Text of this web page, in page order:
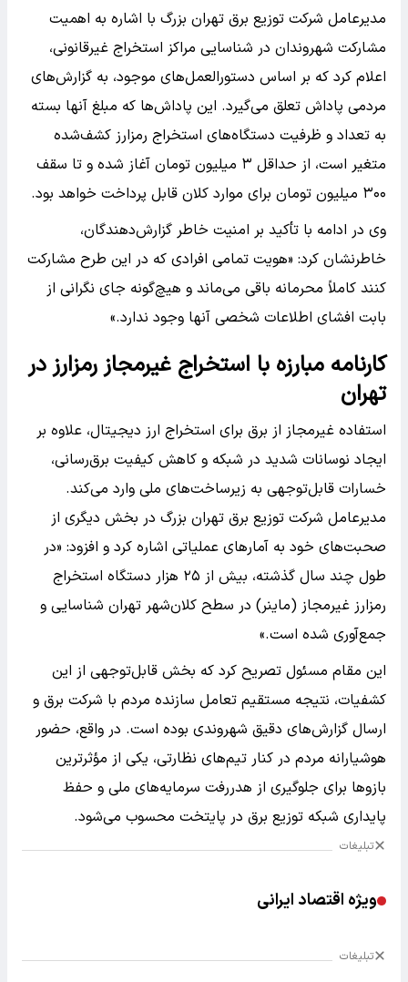
مدیرعامل شرکت توزیع برق تهران بزرگ با اشاره به اهمیت
مشارکت شهروندان در شناسایی مراکز استخراج غیرقانونی،
اعلام کرد که بر اساس دستورالعمل‌های موجود، به گزارش‌های
مردمی پاداش تعلق می‌گیرد. این پاداش‌ها که مبلغ آنها بسته
به تعداد و ظرفیت دستگاه‌های استخراج رمزارز کشف‌شده
متغیر است، از حداقل ۳ میلیون تومان آغاز شده و تا سقف
۳۰۰ میلیون تومان برای موارد کلان قابل پرداخت خواهد بود.
وی در ادامه با تأکید بر امنیت خاطر گزارش‌دهندگان،
خاطرنشان کرد: «هویت تمامی افرادی که در این طرح مشارکت
کنند کاملاً محرمانه باقی می‌ماند و هیچ‌گونه جای نگرانی از
بابت افشای اطلاعات شخصی آنها وجود ندارد.»
کارنامه مبارزه با استخراج غیرمجاز رمزارز در
تهران
استفاده غیرمجاز از برق برای استخراج ارز دیجیتال، علاوه بر
ایجاد نوسانات شدید در شبکه و کاهش کیفیت برق‌رسانی،
خسارات قابل‌توجهی به زیرساخت‌های ملی وارد می‌کند.
مدیرعامل شرکت توزیع برق تهران بزرگ در بخش دیگری از
صحبت‌های خود به آمار‌های عملیاتی اشاره کرد و افزود: «در
طول چند سال گذشته، بیش از ۲۵ هزار دستگاه استخراج
رمزارز غیرمجاز (ماینر) در سطح کلان‌شهر تهران شناسایی و
جمع‌آوری شده است.»
این مقام مسئول تصریح کرد که بخش قابل‌توجهی از این
کشفیات، نتیجه مستقیم تعامل سازنده مردم با شرکت برق و
ارسال گزارش‌های دقیق شهروندی بوده است. در واقع، حضور
هوشیارانه مردم در کنار تیم‌های نظارتی، یکی از مؤثرترین
بازو‌ها برای جلوگیری از هدررفت سرمایه‌های ملی و حفظ
پایداری شبکه توزیع برق در پایتخت محسوب می‌شود.
تبلیغات
ویژه اقتصاد ایرانی
تبلیغات